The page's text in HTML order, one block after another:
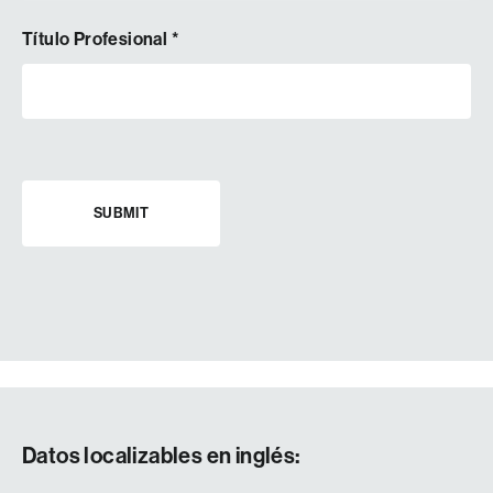
Título Profesional *
Datos localizablesen inglés: